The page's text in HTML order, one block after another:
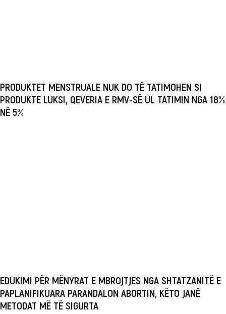
PRODUKTET MENSTRUALE NUK DO TË TATIMOHEN SI
PRODUKTE LUKSI, QEVERIA E RMV-SË UL TATIMIN NGA 18%
NË 5%
EDUKIMI PËR MËNYRAT E MBROJTJES NGA SHTATZANITË E
PAPLANIFIKUARA PARANDALON ABORTIN, KËTO JANË
METODAT MË TË SIGURTA